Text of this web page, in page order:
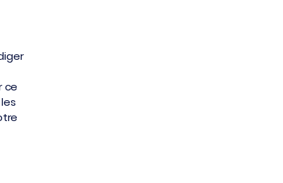
ce